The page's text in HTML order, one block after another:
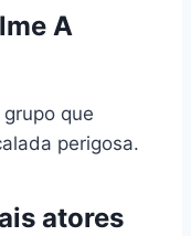
A
que
perigosa.
atores